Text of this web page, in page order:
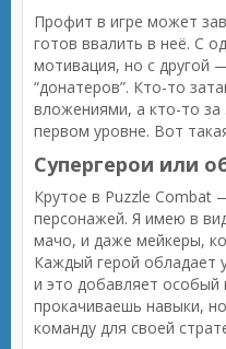
Профит в игре может
готов ввалить в неё. С
мотивация, но с другой
“донатеров”. Кто-то
вложениями, а кто-то за
первом уровне. Вот
Супергерои или
Крутое в Puzzle Combat
персонажей. Я имею в
мачо, и даже мейкеры,
Каждый герой обладает
и это добавляет
прокачиваешь навыки,
команду для своей